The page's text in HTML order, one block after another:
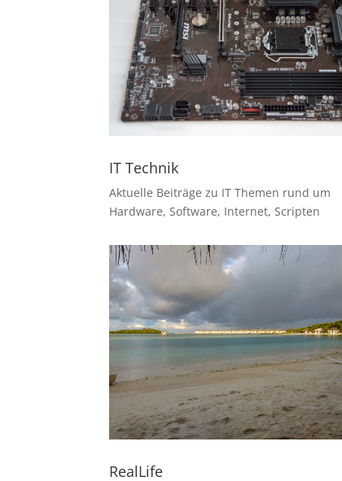
IT Technik
Aktuelle Beiträge zu IT Themen rund um
Hardware, Software, Internet, Scripten
RealLife